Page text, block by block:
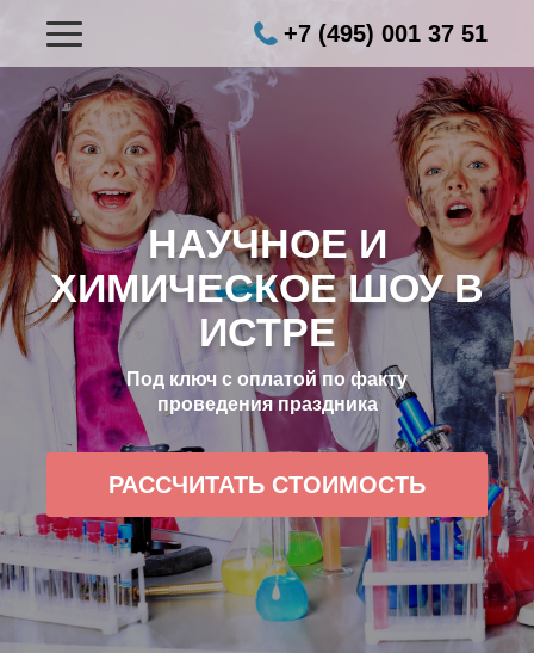
+7 (495) 001 37 51
НАУЧНОЕ И
ХИМИЧЕСКОЕ ШОУ В
ИСТРЕ
Под ключ с оплатой по факту
проведения праздника
РАССЧИТАТЬ СТОИМОСТЬ